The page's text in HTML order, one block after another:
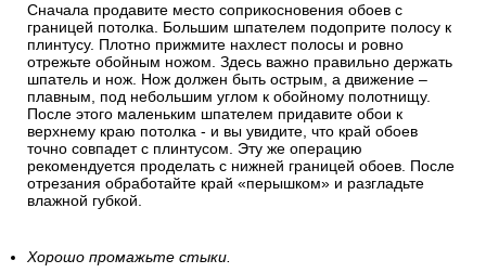
Сначала продавите место соприкосновения обоев с
границей потолка. Большим шпателем подоприте полосу к
плинтусу. Плотно прижмите нахлест полосы и ровно
отрежьте обойным ножом. Здесь важно правильно держать
шпатель и нож. Нож должен быть острым, а движение –
плавным, под небольшим углом к обойному полотнищу.
После этого маленьким шпателем придавите обои к
верхнему краю потолка - и вы увидите, что край обоев
точно совпадет с плинтусом. Эту же операцию
рекомендуется проделать с нижней границей обоев. После
отрезания обработайте край «перышком» и разгладьте
влажной губкой.
Хорошо промажьте стыки.